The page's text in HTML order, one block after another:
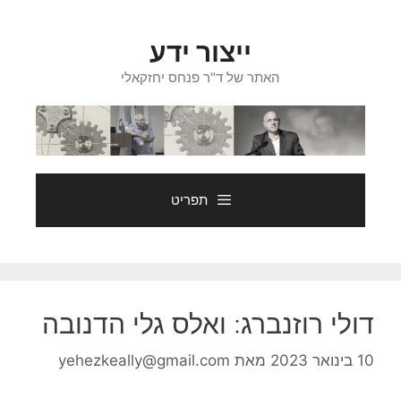
ייצור ידע
האתר של ד"ר פנחס יחזקאלי
תפריט
דולי רוזנברג: ואלס גלי הדנובה
10 בינואר 2023 מאת yehezkeally@gmail.com